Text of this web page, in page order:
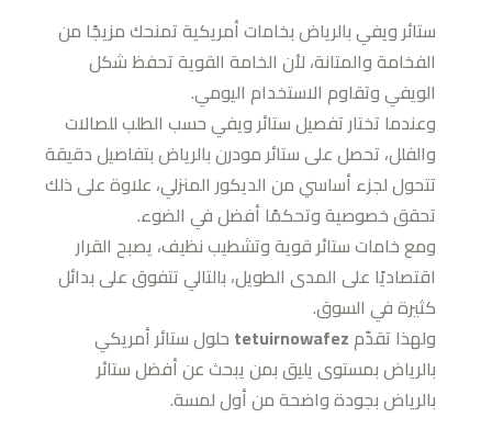
ستائر ويفي بالرياض بخامات أمريكية تمنحك مزيجًا من
الفخامة والمتانة، لأن الخامة القوية تحفظ شكل
الويفي وتقاوم الاستخدام اليومي.
وعندما تختار تفصيل ستائر ويفي حسب الطلب للصالات
والفلل، تحصل على ستائر مودرن بالرياض بتفاصيل دقيقة
تتحول لجزء أساسي من الديكور المنزلي، علاوة على ذلك
تحقق خصوصية وتحكمًا أفضل في الضوء.
ومع خامات ستائر قوية وتشطيب نظيف، يصبح القرار
اقتصاديًا على المدى الطويل، بالتالي تتفوق على بدائل
كثيرة في السوق.
ولهذا تقدّمtetuirnowafez حلول ستائر أمريكي
بالرياض بمستوى يليق بمن يبحث عن أفضل ستائر
بالرياض بجودة واضحة من أول لمسة.